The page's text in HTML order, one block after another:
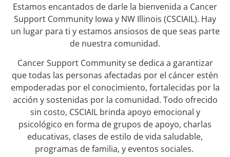
Estamos encantados de darle la bienvenida a Cancer
Support Community Iowa y NW Illinois (CSCIAIL). Hay
un lugar para ti y estamos ansiosos de que seas parte
de nuestra comunidad.
Cancer Support Community se dedica a garantizar
que todas las personas afectadas por el cáncer estén
empoderadas por el conocimiento, fortalecidas por la
acción y sostenidas por la comunidad. Todo ofrecido
sin costo, CSCIAIL brinda apoyo emocional y
psicológico en forma de grupos de apoyo, charlas
educativas, clases de estilo de vida saludable,
programas de familia, y eventos sociales.